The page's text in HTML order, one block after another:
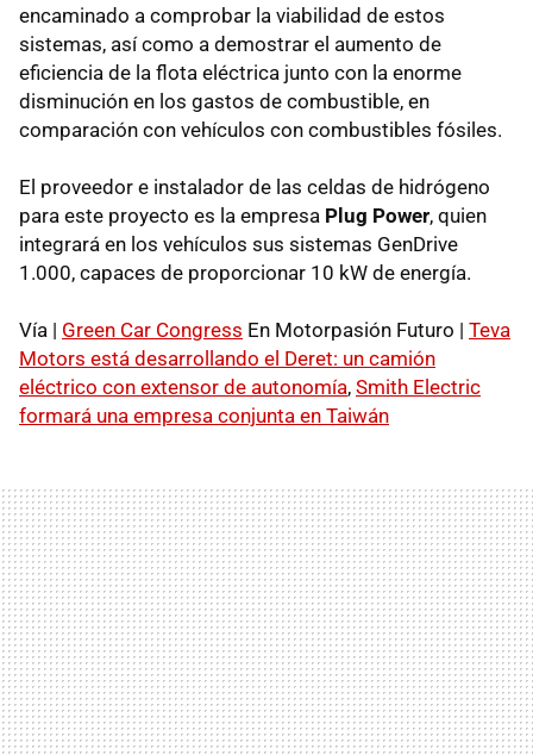
encaminado a comprobar la viabilidad de estos
sistemas, así como a demostrar el aumento de
eficiencia de la flota eléctrica junto con la enorme
disminución en los gastos de combustible, en
comparación con vehículos con combustibles fósiles.
El proveedor e instalador de las celdas de hidrógeno
para este proyecto es la empresa Plug Power, quien
integrará en los vehículos sus sistemas GenDrive
1.000, capaces de proporcionar 10 kW de energía.
Vía | Green Car Congress En Motorpasión Futuro | Teva
Motors está desarrollando el Deret: un camión
eléctrico con extensor de autonomía, Smith Electric
formará una empresa conjunta en Taiwán